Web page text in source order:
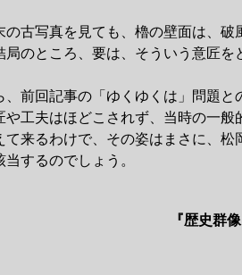
の古写真を見ても、櫓の壁面は、
局のところ、要は、そういう意匠を
、前回記事の「ゆくゆくは」問題
や工夫はほどこされず、当時の一
て来るわけで、その姿はまさに、
当するのでしょう。
『歴史群像